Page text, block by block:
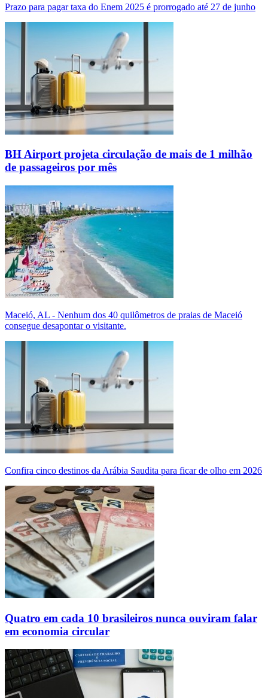
Prazo para pagar taxa do Enem 2025 é prorrogado até 27 de junho
BH Airport projeta circulação de mais de 1 milhão
de passageiros por mês
Maceió, AL - Nenhum dos 40 quilômetros de praias de Maceió
consegue desapontar o visitante.
Confira cinco destinos da Arábia Saudita para ficar de olho em 2026
Quatro em cada 10 brasileiros nunca ouviram falar
em economia circular